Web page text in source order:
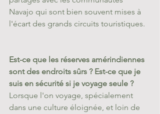
Navajo qui sont bien souvent mises à
l'écart des grands circuits touristiques.
Est-ce que les réserves amérindiennes
sont des endroits sûrs ? Est-ce que je
suis en sécurité si je voyage seule ?
Lorsque l'on voyage, spécialement
dans une culture éloignée, et loin de